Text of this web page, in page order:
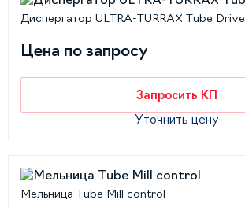
Диспергатор ULTRA-TURRAX Tube Drive
Цена по запросу
Запросить КП
Уточнить цену
Мельница Tube Mill control